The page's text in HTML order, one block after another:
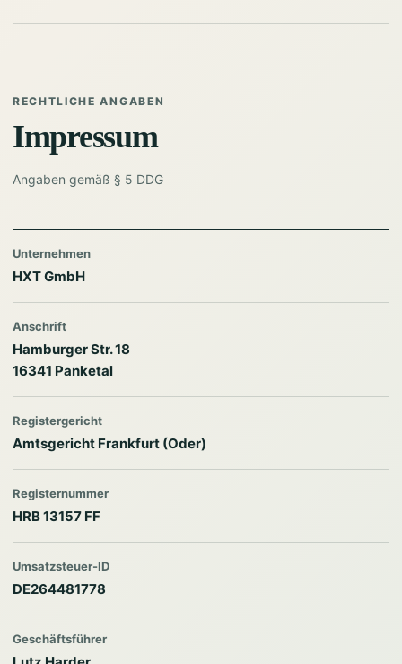
RECHTLICHE ANGABEN
Impressum
Angaben gemäß § 5 DDG
Unternehmen
HXT GmbH
Anschrift
Hamburger Str. 18
16341 Panketal
Registergericht
Amtsgericht Frankfurt (Oder)
Registernummer
HRB 13157 FF
Umsatzsteuer-ID
DE264481778
Geschäftsführer